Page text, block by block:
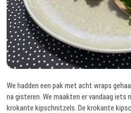
We hadden een pak met acht wraps
na gisteren. We maakten er vandaag iets
krokante kipschnitzels. De krokante